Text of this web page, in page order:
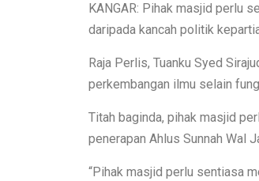
KANGAR: Pihak masjid perlu
daripada kancah politik
Raja Perlis, Tuanku Syed
perkembangan ilmu selain
Titah baginda, pihak masjid
penerapan Ahlus Sunnah Wal
“Pihak masjid perlu sentiasa